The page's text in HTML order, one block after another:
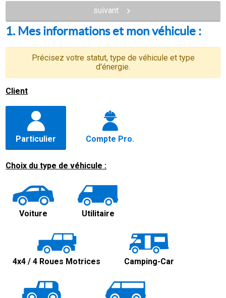
suivant
1. Mes informations et mon véhicule :
Précisez votre statut, type de véhicule et type
d'énergie.
Client
Particulier Compte Pro.
Choix du type de véhicule :
Voiture Utilitaire
4x4 / 4 Roues Motrices Camping-Car